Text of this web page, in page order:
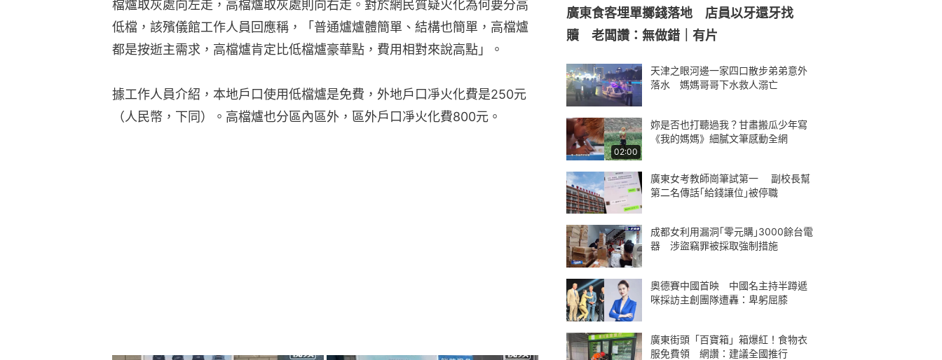
檔爐取灰處向左走，高檔爐取灰處則向右走。對於網民質疑火化為何要分高
低檔，該殯儀館工作人員回應稱，「普通爐爐體簡單、結構也簡單，高檔爐
都是按逝主需求，高檔爐肯定比低檔爐豪華點，費用相對來說高點」。
據工作人員介紹，本地戶口使用低檔爐是免費，外地戶口凈火化費是250元
（人民幣，下同）。高檔爐也分區內區外，區外戶口凈火化費800元。
廣東食客埋單擲錢落地 店員以牙還牙找
贖 老闆讚：無做錯｜有片
天津之眼河邊一家四口散步弟弟意外
落水 媽媽哥哥下水救人溺亡
02:00
妳是否也打聽過我？甘肅搬瓜少年寫
《我的媽媽》細膩文筆感動全網
廣東女考教師崗筆試第一 副校長幫
第二名傳話｢給錢讓位｣被停職
成都女利用漏洞｢零元購｣3000餘台電
器 涉盜竊罪被採取強制措施
奧德賽中國首映 中國名主持半蹲遞
咪採訪主創團隊遭轟：卑躬屈膝
廣東街頭「百寶箱」箱爆紅！食物衣
服免費領 網讚：建議全國推行